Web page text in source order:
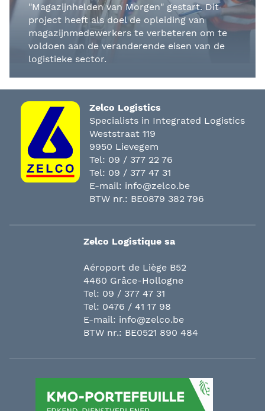
"Magazijnhelden van Morgen" gestart. Dit
project heeft als doel de opleiding van
magazijnmedewerkers te verbeteren om te
voldoen aan de veranderende eisen van de
logistieke sector.
Zelco Logistics
Specialists in Integrated Logistics
Weststraat 119
9950 Lievegem
Tel: 09 / 377 22 76
Tel: 09 / 377 47 31
E-mail: info@zelco.be
BTW nr.: BE0879 382 796
Zelco Logistique sa
Aéroport de Liège B52
4460 Grâce-Hollogne
Tel: 09 / 377 47 31
Tel: 0476 / 41 17 98
E-mail: info@zelco.be
BTW nr.: BE0521 890 484